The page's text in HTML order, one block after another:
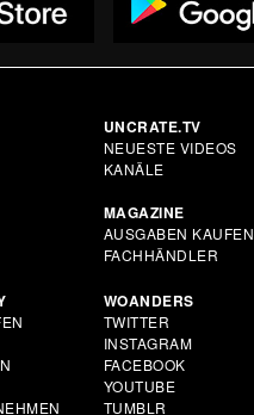
UNCRATE.TV
NEUESTE VIDEOS
KANÄLE
MAGAZINE
AUSGABEN KAUFEN
FACHHÄNDLER
WOANDERS
TWITTER
INSTAGRAM
FACEBOOK
YOUTUBE
TUMBLR